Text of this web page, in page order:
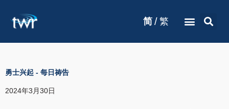
简 / 繁
勇士兴起 - 每日祷告
2024年3月30日